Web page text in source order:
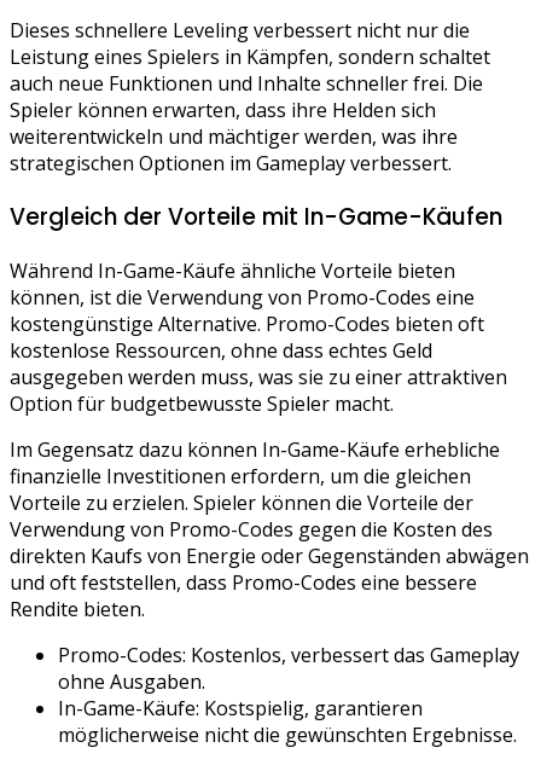
Dieses schnellere Leveling verbessert nicht nur die
Leistung eines Spielers in Kämpfen, sondern schaltet
auch neue Funktionen und Inhalte schneller frei. Die
Spieler können erwarten, dass ihre Helden sich
weiterentwickeln und mächtiger werden, was ihre
strategischen Optionen im Gameplay verbessert.
Vergleich der Vorteile mit In-Game-Käufen
Während In-Game-Käufe ähnliche Vorteile bieten
können, ist die Verwendung von Promo-Codes eine
kostengünstige Alternative. Promo-Codes bieten oft
kostenlose Ressourcen, ohne dass echtes Geld
ausgegeben werden muss, was sie zu einer attraktiven
Option für budgetbewusste Spieler macht.
Im Gegensatz dazu können In-Game-Käufe erhebliche
finanzielle Investitionen erfordern, um die gleichen
Vorteile zu erzielen. Spieler können die Vorteile der
Verwendung von Promo-Codes gegen die Kosten des
direkten Kaufs von Energie oder Gegenständen abwägen
und oft feststellen, dass Promo-Codes eine bessere
Rendite bieten.
Promo-Codes: Kostenlos, verbessert das Gameplay
ohne Ausgaben.
In-Game-Käufe: Kostspielig, garantieren
möglicherweise nicht die gewünschten Ergebnisse.